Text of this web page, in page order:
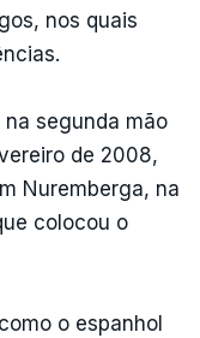
nos quais
segunda mão
de 2008,
Nuremberga, na
colocou o
o espanhol